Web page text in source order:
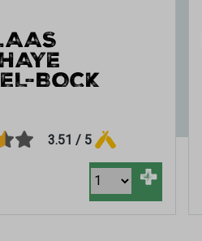
BOCK
3.51 / 5
+